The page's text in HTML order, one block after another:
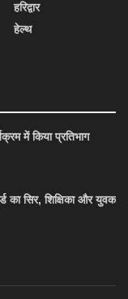
हरिद्वार
हेल्थ
में किया प्रतिभाग
का सिर, शिक्षिका और युवक